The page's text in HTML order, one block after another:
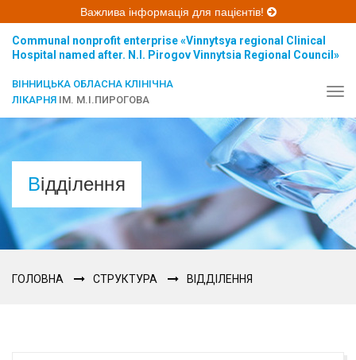
Важлива інформація для пацієнтів!
Communal nonprofit enterprise «Vinnytsya regional Clinical
Hospital named after. N.I. Pirogov Vinnytsia Regional Council»
ВІННИЦЬКА ОБЛАСНА КЛІНІЧНА
ЛІКАРНЯ ІМ. М.І.ПИРОГОВА
Відділення
ГОЛОВНА СТРУКТУРА ВІДДІЛЕННЯ